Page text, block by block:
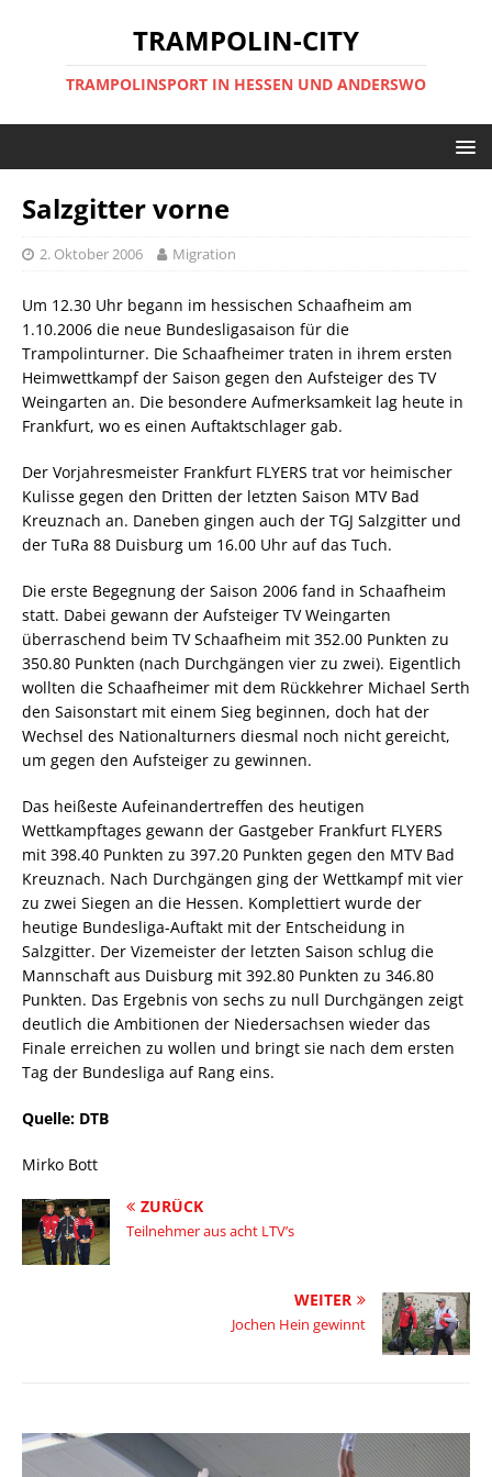
TRAMPOLIN-CITY
TRAMPOLINSPORT IN HESSEN UND ANDERSWO
Salzgitter vorne
2. Oktober 2006 Migration
Um 12.30 Uhr begann im hessischen Schaafheim am
1.10.2006 die neue Bundesligasaison für die
Trampolinturner. Die Schaafheimer traten in ihrem ersten
Heimwettkampf der Saison gegen den Aufsteiger des TV
Weingarten an. Die besondere Aufmerksamkeit lag heute in
Frankfurt, wo es einen Auftaktschlager gab.
Der Vorjahresmeister Frankfurt FLYERS trat vor heimischer
Kulisse gegen den Dritten der letzten Saison MTV Bad
Kreuznach an. Daneben gingen auch der TGJ Salzgitter und
der TuRa 88 Duisburg um 16.00 Uhr auf das Tuch.
Die erste Begegnung der Saison 2006 fand in Schaafheim
statt. Dabei gewann der Aufsteiger TV Weingarten
überraschend beim TV Schaafheim mit 352.00 Punkten zu
350.80 Punkten (nach Durchgängen vier zu zwei). Eigentlich
wollten die Schaafheimer mit dem Rückkehrer Michael Serth
den Saisonstart mit einem Sieg beginnen, doch hat der
Wechsel des Nationalturners diesmal noch nicht gereicht,
um gegen den Aufsteiger zu gewinnen.
Das heißeste Aufeinandertreffen des heutigen
Wettkampftages gewann der Gastgeber Frankfurt FLYERS
mit 398.40 Punkten zu 397.20 Punkten gegen den MTV Bad
Kreuznach. Nach Durchgängen ging der Wettkampf mit vier
zu zwei Siegen an die Hessen. Komplettiert wurde der
heutige Bundesliga-Auftakt mit der Entscheidung in
Salzgitter. Der Vizemeister der letzten Saison schlug die
Mannschaft aus Duisburg mit 392.80 Punkten zu 346.80
Punkten. Das Ergebnis von sechs zu null Durchgängen zeigt
deutlich die Ambitionen der Niedersachsen wieder das
Finale erreichen zu wollen und bringt sie nach dem ersten
Tag der Bundesliga auf Rang eins.
Quelle: DTB
Mirko Bott
ZURÜCK
Teilnehmer aus acht LTV’s
WEITER
Jochen Hein gewinnt